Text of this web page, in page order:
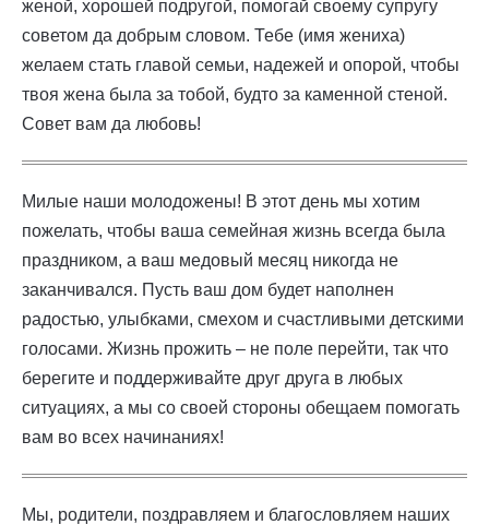
женой, хорошей подругой, помогай своему супругу
советом да добрым словом. Тебе (имя жениха)
желаем стать главой семьи, надежей и опорой, чтобы
твоя жена была за тобой, будто за каменной стеной.
Совет вам да любовь!
Милые наши молодожены! В этот день мы хотим
пожелать, чтобы ваша семейная жизнь всегда была
праздником, а ваш медовый месяц никогда не
заканчивался. Пусть ваш дом будет наполнен
радостью, улыбками, смехом и счастливыми детскими
голосами. Жизнь прожить – не поле перейти, так что
берегите и поддерживайте друг друга в любых
ситуациях, а мы со своей стороны обещаем помогать
вам во всех начинаниях!
Мы, родители, поздравляем и благословляем наших